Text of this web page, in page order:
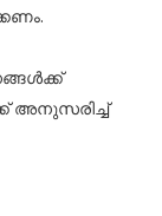
അനുസരിച്ച്